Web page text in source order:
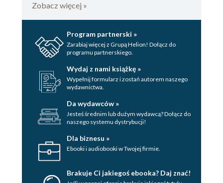
Zobacz więcej »
Program partnerski »
Zarabiaj więcej z Grupą Helion! Dołącz do
programu partnerskiego.
Wydaj z nami książkę »
Wypełnij formularz i zostań autorem naszego
wydawnictwa.
Da wydawców »
Jesteś średnim lub dużym wydawcą? Dołącz do
naszego systemu dystrybucji!
Dla biznesu »
Ebooki i audiobooki w Twojej firmie.
Brakuje Ci jakiegoś ebooka? Daj znać!